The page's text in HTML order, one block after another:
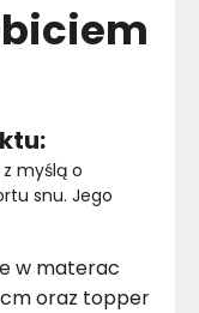
z myślą o
snu. Jego
w materac
oraz topper